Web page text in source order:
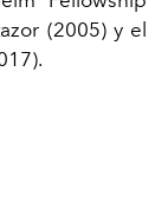
(2005) y el